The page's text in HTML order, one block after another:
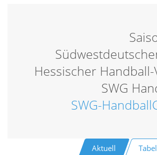
Hessischer
SWG
SWG-
Aktuell